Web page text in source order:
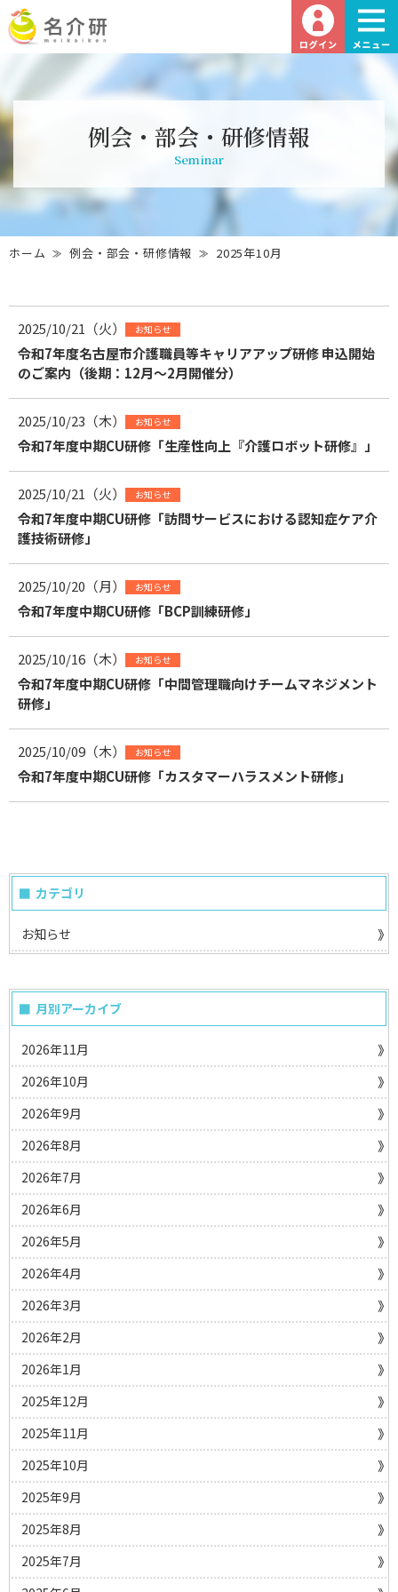
例会・部会・研修情報
Seminar
ホーム 例会・部会・研修情報 2025年10月
2025/10/21（火） お知らせ
令和7年度名古屋市介護職員等キャリアアップ研修 申込開始
のご案内（後期：12月～2月開催分）
2025/10/23（木） お知らせ
令和7年度中期CU研修「生産性向上『介護ロボット研修』」
2025/10/21（火） お知らせ
令和7年度中期CU研修「訪問サービスにおける認知症ケア介
護技術研修」
2025/10/20（月） お知らせ
令和7年度中期CU研修「BCP訓練研修」
2025/10/16（木） お知らせ
令和7年度中期CU研修「中間管理職向けチームマネジメント
研修」
2025/10/09（木） お知らせ
令和7年度中期CU研修「カスタマーハラスメント研修」
カテゴリ
お知らせ
月別アーカイブ
2026年11月
2026年10月
2026年9月
2026年8月
2026年7月
2026年6月
2026年5月
2026年4月
2026年3月
2026年2月
2026年1月
2025年12月
2025年11月
2025年10月
2025年9月
2025年8月
2025年7月